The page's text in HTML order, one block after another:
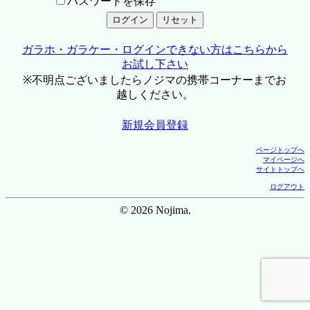
ガラホ・ガラケー・ログインできない方はこちらから
お試し下さい
※不明点ございましたらノジマの携帯コーナーまでお
越しください。
新規会員登録
ページトップへ
マイページへ
サイトトップへ
ログアウト
© 2026 Nojima.